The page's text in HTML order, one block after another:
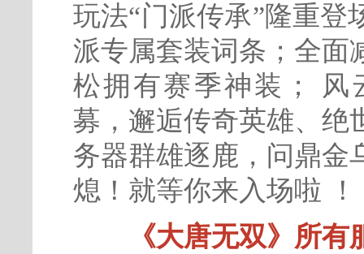
玩法“门派传承”隆重登
派专属套装词条；全面
松拥有赛季神装； 风
募，邂逅传奇英雄、绝
务器群雄逐鹿，问鼎金
熄！就等你来入场啦
《大唐无双》所